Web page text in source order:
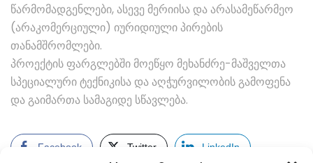
წარმომადგენლები, ასევე მერიისა და არასამეწარმეო
(არაკომერციული) იურიდიული პირების
თანამშრომლები.
პროექტის ფარგლებში მოეწყო მეხანძრე-მაშველთა
სპეციალური ტექნიკისა და აღჭურვილობის გამოფენა
და გაიმართა სამაგიდე სწავლება.
Facebook Twitter LinkedIn